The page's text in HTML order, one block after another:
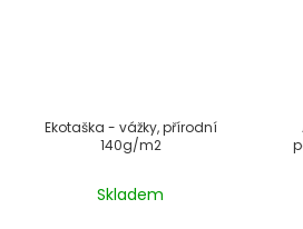
Ekotaška - vážky, přírodní
140g/m2
Skladem